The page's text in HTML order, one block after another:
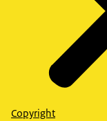
Copyright